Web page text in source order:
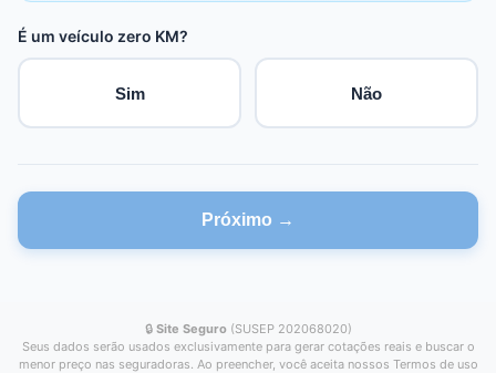
É um veículo zero KM?
Sim Não
Próximo →
🔒 Site Seguro (SUSEP 202068020)
Seus dados serão usados exclusivamente para gerar cotações reais e buscar o
menor preço nas seguradoras. Ao preencher, você aceita nossos Termos de uso